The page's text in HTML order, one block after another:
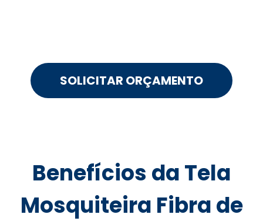
SOLICITAR ORÇAMENTO
Benefícios da Tela
Mosquiteira Fibra de